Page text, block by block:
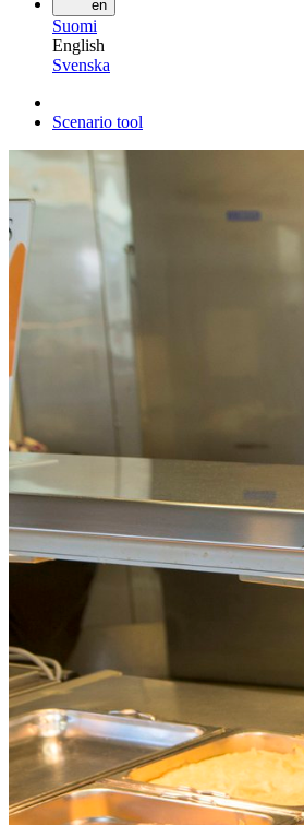
en
Suomi
English
Svenska
Scenario tool